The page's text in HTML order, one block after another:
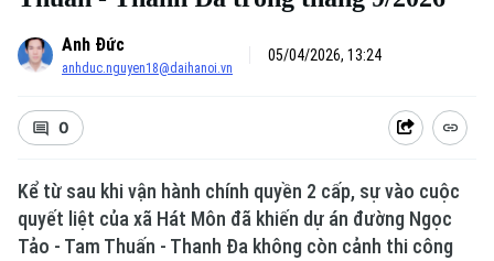
Anh Đức
anhduc.nguyen18@daihanoi.vn
05/04/2026, 13:24
0
Kể từ sau khi vận hành chính quyền 2 cấp, sự vào cuộc
quyết liệt của xã Hát Môn đã khiến dự án đường Ngọc
Tảo - Tam Thuấn - Thanh Đa không còn cảnh thi công